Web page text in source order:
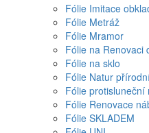
Fólie Imitace
Fólie Metráž
Fólie Mramor
Fólie na Renovaci
Fólie na sklo
Fólie Natur
Fólie protisluneční
Fólie Renovace
Fólie SKLADEM